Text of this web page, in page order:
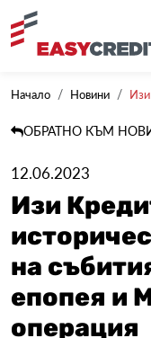
Начало Новини
ОБРАТНО КЪМ
12.06.2023
Изи
на
епопея и
операция